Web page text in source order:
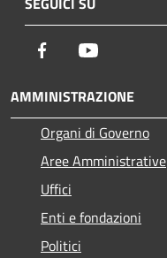
Facebook
AMMINISTRAZIONE
Organi di Governo
Aree Amministrative
Uffici
Enti e fondazioni
Politici